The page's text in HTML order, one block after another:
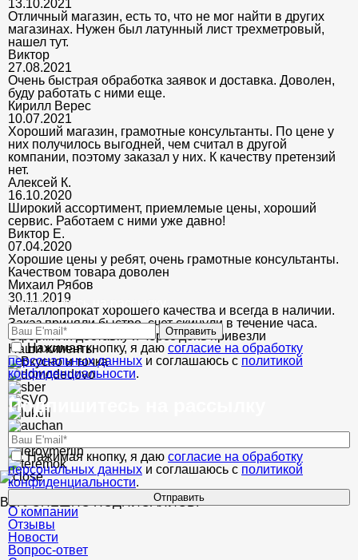
13.10.2021
Отличный магазин, есть то, что не мог найти в других
магазинах. Нужен был латунный лист трехметровый,
нашел тут.
Виктор
27.08.2021
Очень быстрая обработка заявок и доставка. Доволен,
буду работать с ними еще.
Кирилл Верес
10.07.2021
Хороший магазин, грамотные консультанты. По цене у
них получилось выгодней, чем считал в другой
компании, поэтому заказал у них. К качеству претензий
нет.
Алексей К.
16.10.2020
Широкий ассортимент, приемлемые цены, хороший
сервис. Работаем с ними уже давно!
Виктор Е.
07.04.2020
Хорошие цены у ребят, очень грамотные консультанты.
Качеством товара доволен
Михаил Рябов
30.11.2019
Металлопрокат хорошего качества и всегда в наличии.
Заказ приняли быстро, счет скинули в течение часа.
Оформили доставку и через день привезли
Наши клиенты
ВЫ УСПЕШНО ПОДПИСАЛИСЬ!
Подпишитесь на рассылку
Отправить
Нажимая кнопку, я даю согласие на обработку
персональных данных и соглашаюсь с политикой
конфиденциальности.
Подпишитесь на рассылку
Нажимая кнопку, я даю согласие на обработку
персональных данных и соглашаюсь с политикой
конфиденциальности.
Отправить
О компании
Отзывы
Новости
Вопрос-ответ